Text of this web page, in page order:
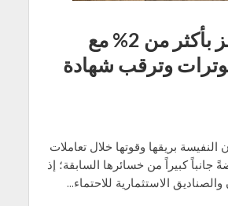
الذهب يقفز بأكثر من 2% مع
وترقب شهادة
النفيسة بريقها وقوتها خلال تعاملات
جانباً كبيراً من خسائرها السابقة؛ إذ
الاستثمارية للاحتماء...